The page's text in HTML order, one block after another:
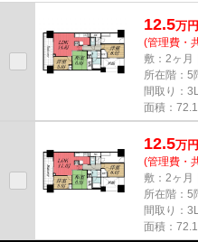
12.5万円
(管理費・
敷：2ヶ月
所在階：5
間取り：
面積：
12.5万円
(管理費・
敷：2ヶ月
所在階：5
間取り：
面積：